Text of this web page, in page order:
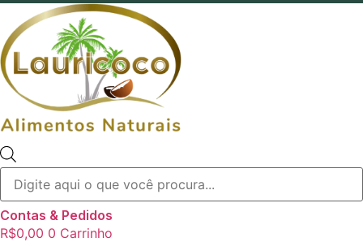
produtos
Contas & Pedidos
R$0,00 0 Carrinho